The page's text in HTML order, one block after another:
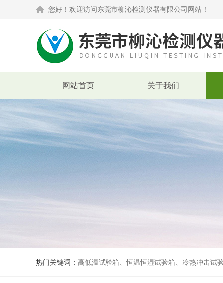
您好！欢迎访问东莞市柳沁检测仪器有限公司网站！
网站首页 关于我们
热门关键词： 高低温试验箱、恒温恒湿试验箱、冷热冲击试验箱、紫外线老化试验箱、氙灯老化试验箱、快速升降温试验箱、淋雨